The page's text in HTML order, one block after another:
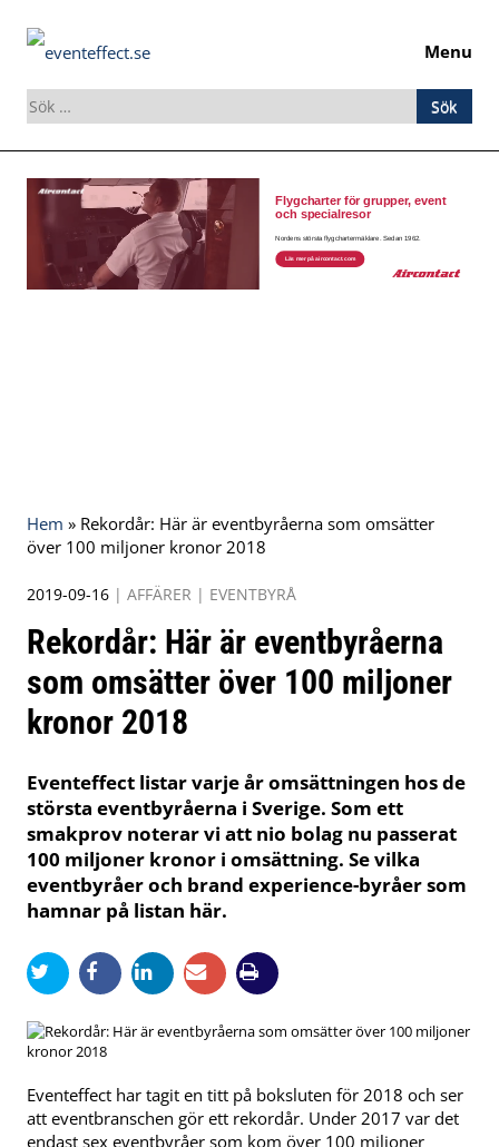
Menu
Sök
efter:
Skip
content
Hem » Rekordår: Här är eventbyråerna som omsätter
över 100 miljoner kronor 2018
2019-09-16 | AFFÄRER | EVENTBYRÅ
Rekordår: Här är eventbyråerna
som omsätter över 100 miljoner
kronor 2018
Eventeffect listar varje år omsättningen hos de
största eventbyråerna i Sverige. Som ett
smakprov noterar vi att nio bolag nu passerat
100 miljoner kronor i omsättning. Se vilka
eventbyråer och brand experience-byråer som
hamnar på listan här.
Eventeffect har tagit en titt på boksluten för 2018 och ser
att eventbranschen gör ett rekordår. Under 2017 var det
endast sex eventbyråer som kom över 100 miljoner